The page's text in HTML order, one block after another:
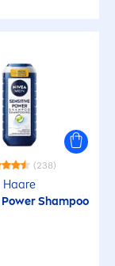
(238)
Haare
Power Shampoo